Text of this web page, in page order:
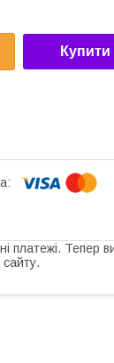
Купити
платежі. Тепер